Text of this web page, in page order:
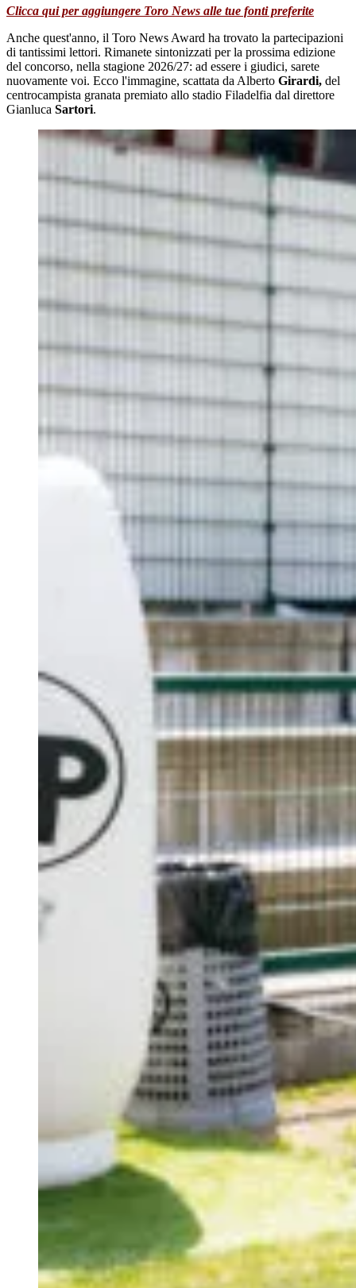
Clicca qui per aggiungere Toro News alle tue fonti preferite
Anche quest'anno, il Toro News Award ha trovato la partecipazioni
di tantissimi lettori. Rimanete sintonizzati per la prossima edizione
del concorso, nella stagione 2026/27: ad essere i giudici, sarete
nuovamente voi. Ecco l'immagine, scattata da Alberto Girardi, del
centrocampista granata premiato allo stadio Filadelfia dal direttore
Gianluca Sartori.